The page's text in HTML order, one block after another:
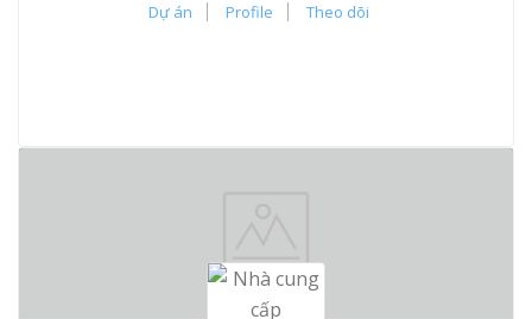
Dự án Profile Theo dõi